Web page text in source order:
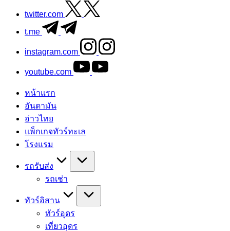
twitter.com
t.me
instagram.com
youtube.com
หน้าแรก
อันดามัน
อ่าวไทย
แพ็กเกจทัวร์ทะเล
โรงแรม
รถรับส่ง
รถเช่า
ทัวร์อิสาน
ทัวร์อุดร
เที่ยวอุดร